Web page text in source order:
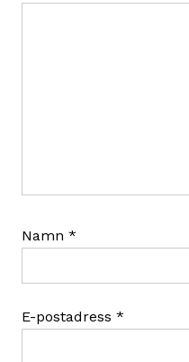
Namn *
E-postadress *